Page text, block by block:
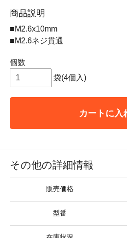
商品説明
■M2.6x10mm
■M2.6ネジ貫通
個数
袋(4個入)
カートに入
その他の詳細情報
販売価格
型番